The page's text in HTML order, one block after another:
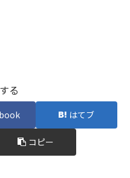
る
はてブ
コピー